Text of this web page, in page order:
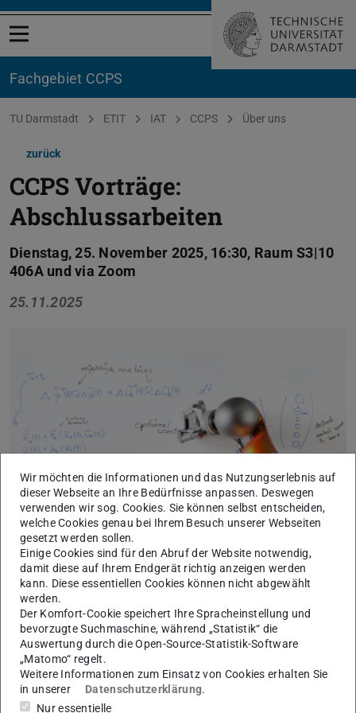
Menü öffnen
Fachgebiet CCPS
Sie befinden sich hier:
TU Darmstadt ETIT IAT CCPS Über uns
zurück
CCPS Vorträge:
Abschlussarbeiten
Dienstag, 25. November 2025, 16:30, Raum S3|10
406A und via Zoom
25.11.2025
An dem oben genannten Termin finden folgende Vorträge
statt:
16:30:Nils Püschner (Master Thesis)
Time-Freezing Reformulation for Simulation of Hybrid
Bipedal Locomotion Dynamics“
Betreuer: Sebastian Hirt
Gäste sind herzlich willkommen: Raum S3|10 406A
oder via Zoom:
Wir möchten die Informationen und das Nutzungserlebnis auf
dieser Webseite an Ihre Bedürfnisse anpassen. Deswegen
verwenden wir sog. Cookies. Sie können selbst entscheiden,
welche Cookies genau bei Ihrem Besuch unserer Webseiten
gesetzt werden sollen.
Einige Cookies sind für den Abruf der Website notwendig,
damit diese auf Ihrem Endgerät richtig anzeigen werden
kann. Diese essentiellen Cookies können nicht abgewählt
werden.
Der Komfort-Cookie speichert Ihre Spracheinstellung und
bevorzugte Suchmaschine, während „Statistik“ die
Auswertung durch die Open-Source-Statistik-Software
„Matomo“ regelt.
Weitere Informationen zum Einsatz von Cookies erhalten Sie
in unserer
Datenschutzerklärung.
Nur essentielle